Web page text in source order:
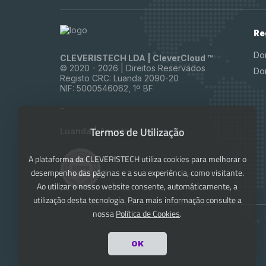
CLEVERISTECH LDA | CleverCloud ™
© 2020 - 2026 | Direitos Reservados
Registo CRC: Luanda 2090-20
NIF: 5000546062, 1º BF
-
Luanda | Angola
Termos de Utilização
A plataforma da CLEVERISTECH utiliza cookies para melhorar o
desempenho das páginas e a sua experiência, como visitante.
Ao utilizar o nosso website consente, automáticamente, a
utilização desta tecnologia. Para mais informação consulte a
nossaPolítica de Cookies.
OK